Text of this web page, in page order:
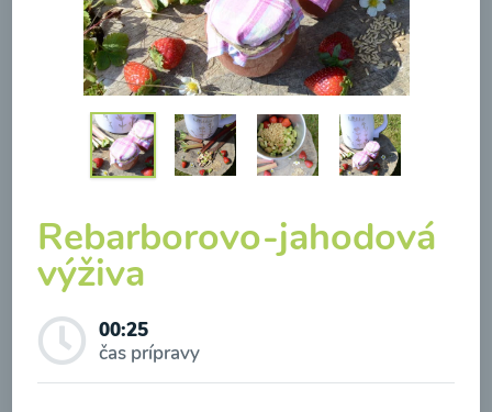
Brokolicová polievka so
syrom
00:25 Zobraziť
Rebarborovo-jahodová
výživa
00:25
čas prípravy
Odber noviniek a akcií
Odoslaním registrácie na Newsletter súhlasím so
spracovaním osobných údajov pre účely